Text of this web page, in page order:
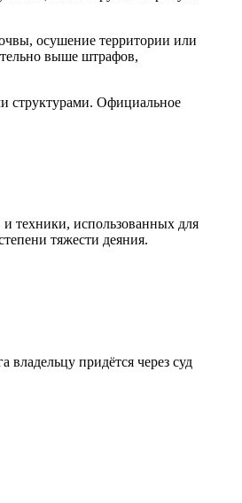
осушение территории или
выше штрафов,
структурами. Официальное
техники, использованных для
тяжести деяния.
придётся через суд